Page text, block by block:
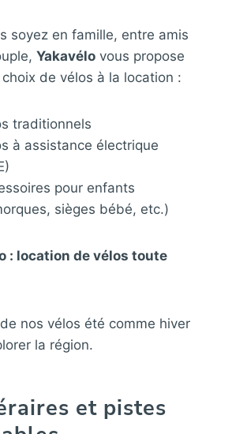
soyez en famille, entre amis
Yakavélovous propose
de vélos à la location :
traditionnels
à assistance électrique
pour enfants
sièges bébé, etc.)
: location de vélos toute
nos vélos été comme hiver
la région.
et pistes